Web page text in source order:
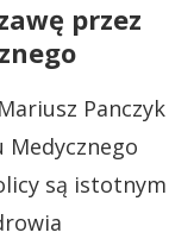
przez
Panczyk
są istotnym